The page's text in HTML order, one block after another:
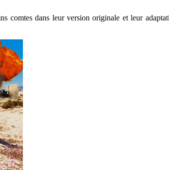
comtes dans leur version originale et leur